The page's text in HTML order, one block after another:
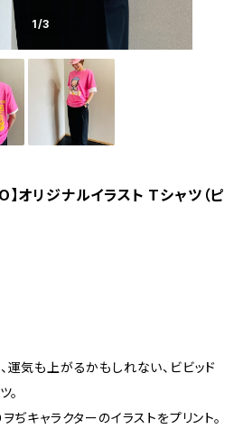
1/3
】オリジナルイラスト Tシャツ（ピ
気も上がるかもしれない、ビビッド
。
ぢキャラクターのイラストをプリント。